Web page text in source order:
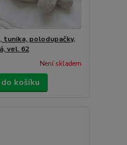
tunika, polodupačky,
vel. 62
Není skladem
košíku